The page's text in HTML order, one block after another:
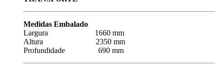
Medidas Embalado
Largura 1660 mm
Altura 2350 mm
Profundidade 690 mm